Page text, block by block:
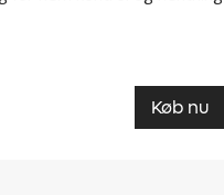
Køb nu